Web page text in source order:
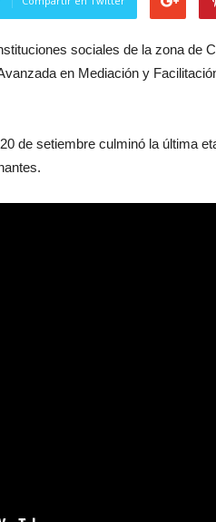
sociales de la zona de
en Mediación y
de setiembre culminó la última